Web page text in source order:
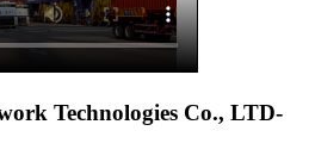
Technologies Co., LTD-